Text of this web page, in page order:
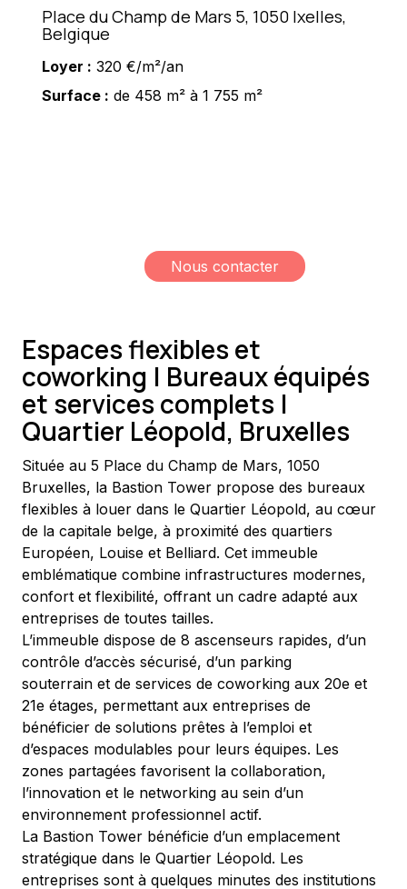
Place du Champ de Mars 5, 1050 Ixelles,
Belgique
Loyer : 320 €/m²/an
Surface : de 458 m² à 1 755 m²
Nous contacter
Espaces flexibles et
coworking | Bureaux équipés
et services complets |
Quartier Léopold, Bruxelles
Située au 5 Place du Champ de Mars, 1050
Bruxelles, la Bastion Tower propose des bureaux
flexibles à louer dans le Quartier Léopold, au cœur
de la capitale belge, à proximité des quartiers
Européen, Louise et Belliard. Cet immeuble
emblématique combine infrastructures modernes,
confort et flexibilité, offrant un cadre adapté aux
entreprises de toutes tailles.
L’immeuble dispose de 8 ascenseurs rapides, d’un
contrôle d’accès sécurisé, d’un parking
souterrain et de services de coworking aux 20e et
21e étages, permettant aux entreprises de
bénéficier de solutions prêtes à l’emploi et
d’espaces modulables pour leurs équipes. Les
zones partagées favorisent la collaboration,
l’innovation et le networking au sein d’un
environnement professionnel actif.
La Bastion Tower bénéficie d’un emplacement
stratégique dans le Quartier Léopold. Les
entreprises sont à quelques minutes des institutions